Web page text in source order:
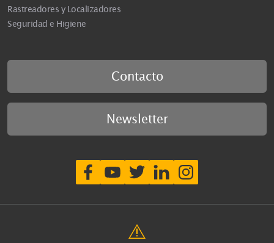
Rastreadores y Localizadores
Seguridad e Higiene
Contacto
Newsletter